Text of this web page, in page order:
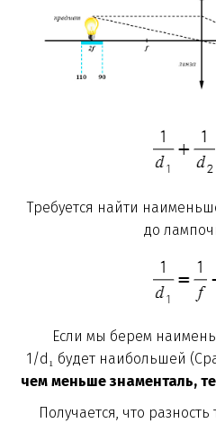
Требуется найти
до
Если мы берем
1/d₁ будет наибольшей
чем меньше знаменталь,
Получается, что